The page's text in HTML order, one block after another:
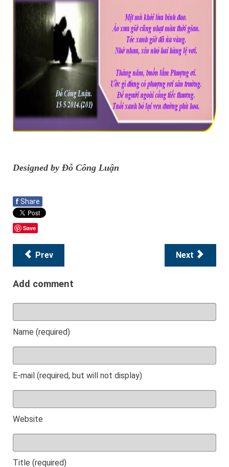
Designed by Đỗ Công Luận
f Share
Save
Prev Next
Add comment
Name (required)
E-mail (required, but will not display)
Website
Title (required)